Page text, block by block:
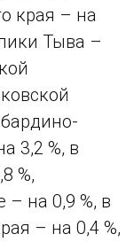
края – на
Тыва –
3,2 %, в
%,
– на 0,9 %, в
– на 0,4 %,